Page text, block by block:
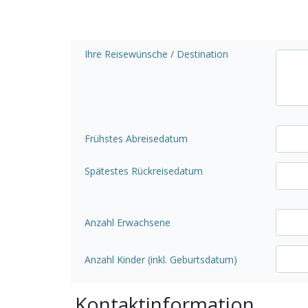
Ihre Reisewünsche / Destination
Frühstes Abreisedatum
Spätestes Rückreisedatum
Anzahl Erwachsene
Anzahl Kinder (inkl. Geburtsdatum)